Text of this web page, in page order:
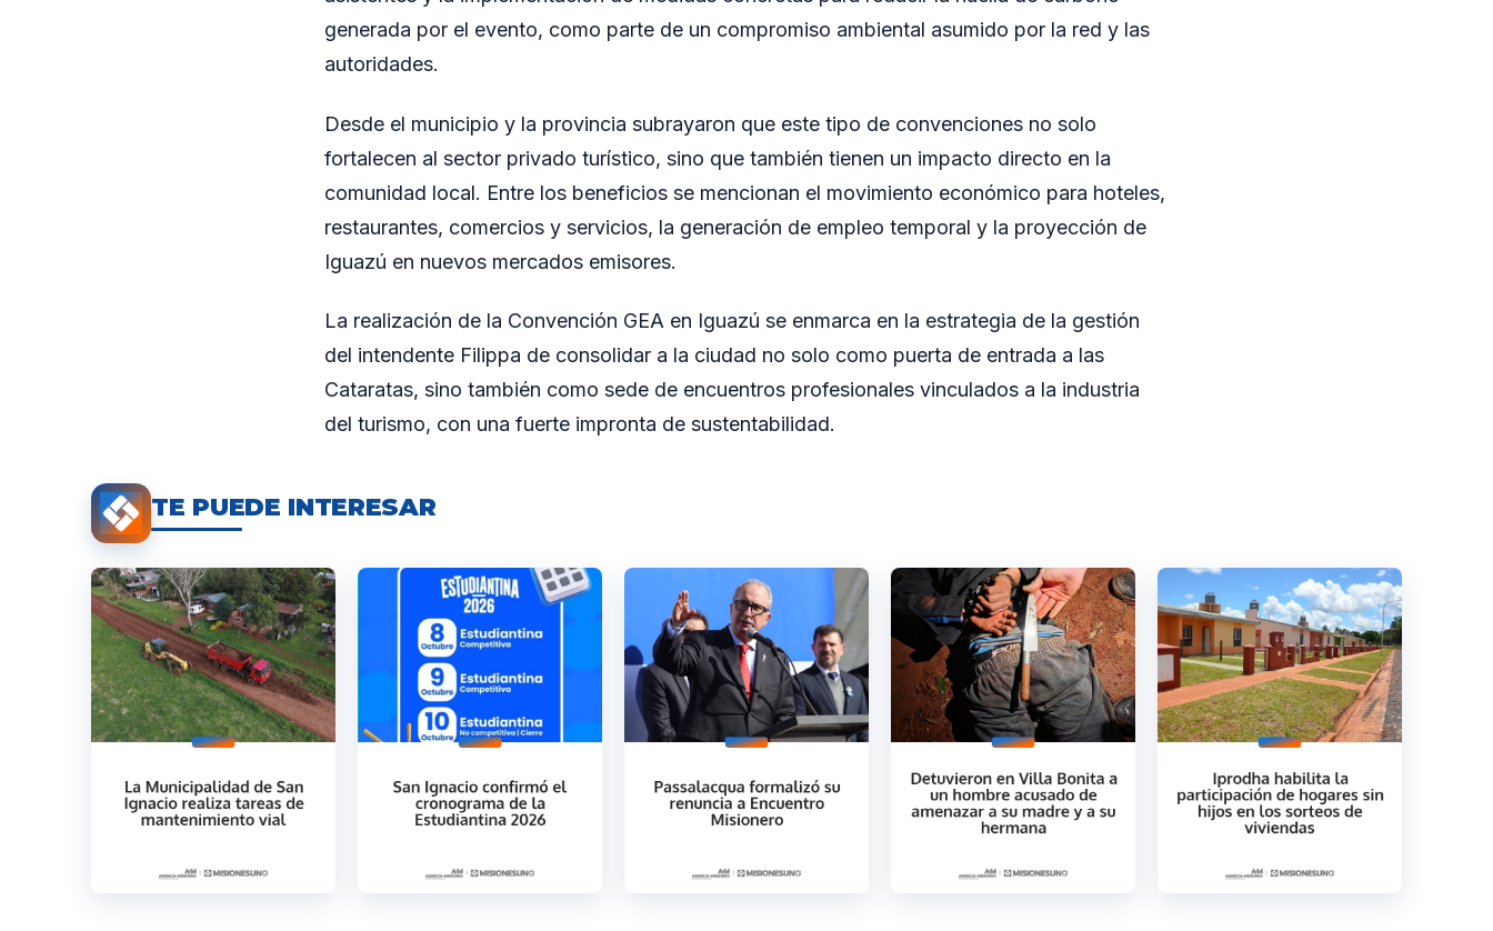
generada por el evento, como parte de un compromiso ambiental asumido por la red y las
autoridades.
Desde el municipio y la provincia subrayaron que este tipo de convenciones no solo
fortalecen al sector privado turístico, sino que también tienen un impacto directo en la
comunidad local. Entre los beneficios se mencionan el movimiento económico para hoteles,
restaurantes, comercios y servicios, la generación de empleo temporal y la proyección de
Iguazú en nuevos mercados emisores.
La realización de la Convención GEA en Iguazú se enmarca en la estrategia de la gestión
del intendente Filippa de consolidar a la ciudad no solo como puerta de entrada a las
Cataratas, sino también como sede de encuentros profesionales vinculados a la industria
del turismo, con una fuerte impronta de sustentabilidad.
TE PUEDE INTERESAR